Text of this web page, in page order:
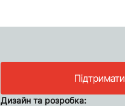
Підтримати
Дизайн та розробка: